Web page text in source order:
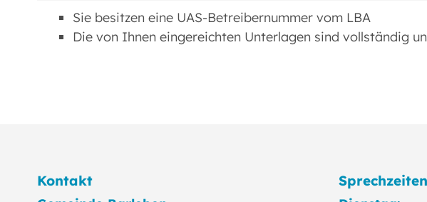
Sie besitzen eine UAS-Betreibernummer vom LBA
Die von Ihnen eingereichten Unterlagen sind vollständig
Kontakt Sprechzeiten